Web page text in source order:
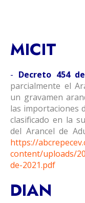
MICIT
- Decreto 454
parcialmente el
un gravamen
las importaciones
clasificado en la
del Arancel de
https://
content/uploads/
de-2021.pdf
DIAN